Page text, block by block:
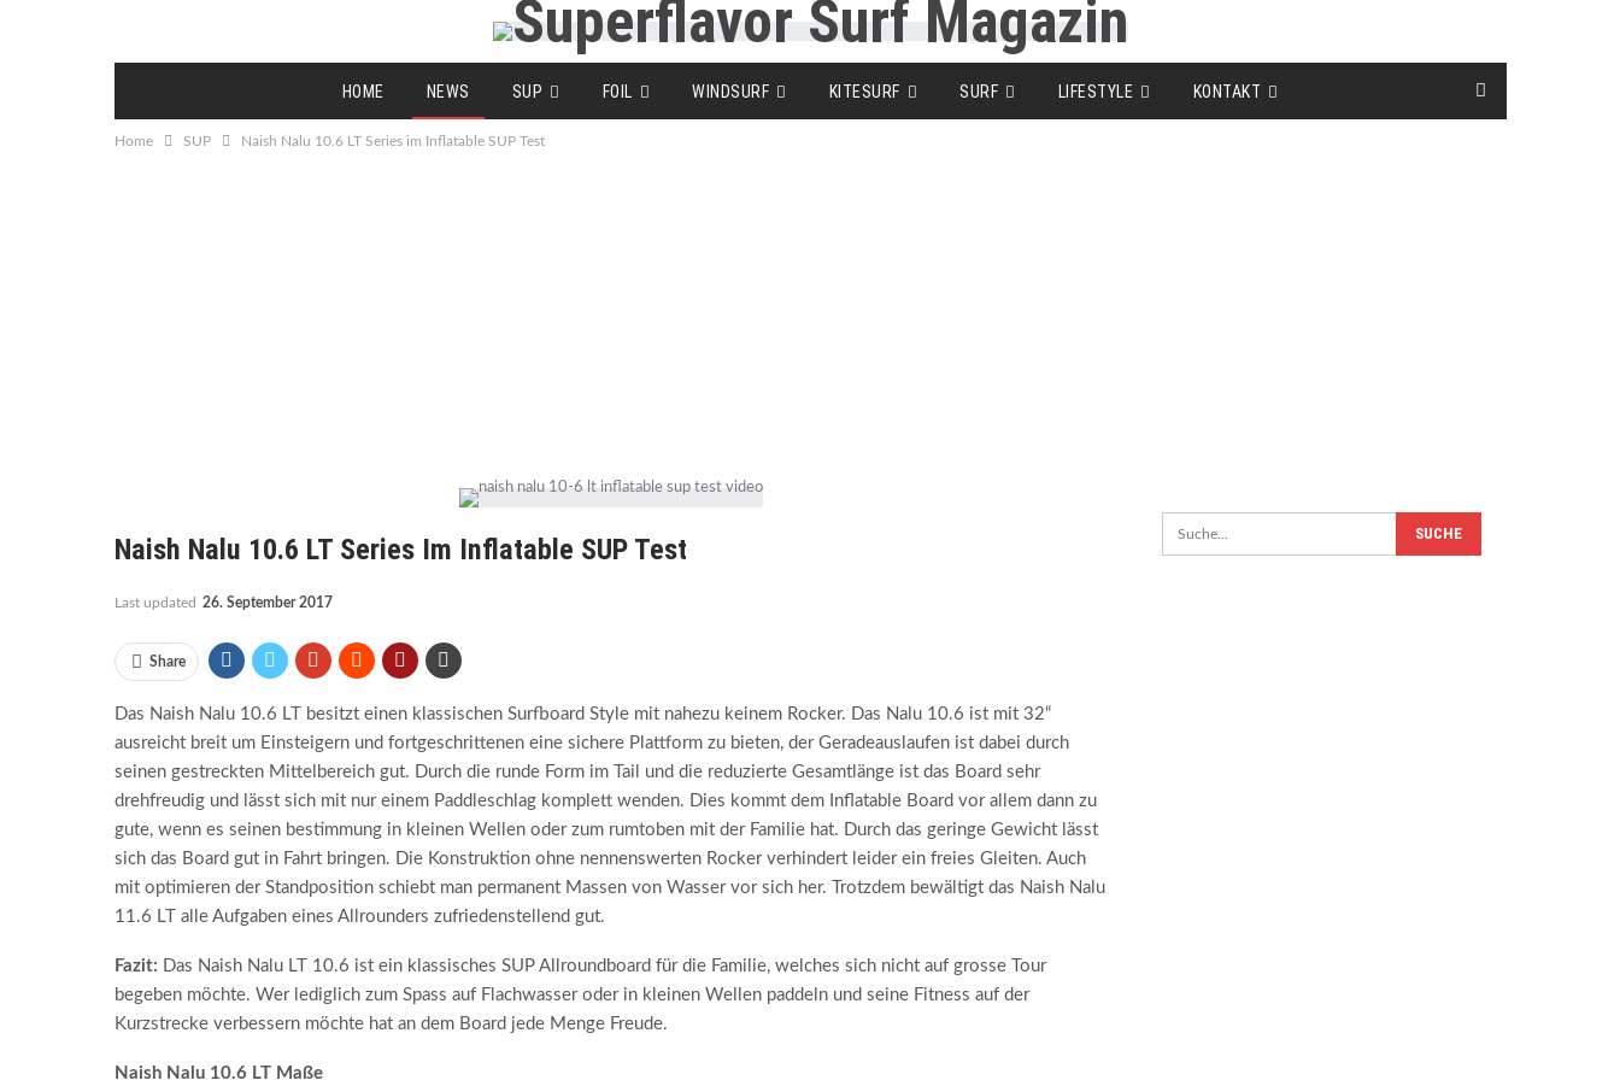
HOME NEWS SUP FOIL WINDSURF KITESURF SURF LIFESTYLE KONTAKT
Home SUP Naish Nalu 10.6 LT Series im Inflatable SUP Test
Naish Nalu 10.6 LT Series Im Inflatable SUP Test
Last updated 26. September 2017
Share
Das Naish Nalu 10.6 LT besitzt einen klassischen Surfboard Style mit nahezu keinem Rocker. Das Nalu 10.6 ist mit 32“
ausreicht breit um Einsteigern und fortgeschrittenen eine sichere Plattform zu bieten, der Geradeauslaufen ist dabei durch
seinen gestreckten Mittelbereich gut. Durch die runde Form im Tail und die reduzierte Gesamtlänge ist das Board sehr
drehfreudig und lässt sich mit nur einem Paddleschlag komplett wenden. Dies kommt dem Inflatable Board vor allem dann zu
gute, wenn es seinen bestimmung in kleinen Wellen oder zum rumtoben mit der Familie hat. Durch das geringe Gewicht lässt
sich das Board gut in Fahrt bringen. Die Konstruktion ohne nennenswerten Rocker verhindert leider ein freies Gleiten. Auch
mit optimieren der Standposition schiebt man permanent Massen von Wasser vor sich her. Trotzdem bewältigt das Naish Nalu
11.6 LT alle Aufgaben eines Allrounders zufriedenstellend gut.
Fazit: Das Naish Nalu LT 10.6 ist ein klassisches SUP Allroundboard für die Familie, welches sich nicht auf grosse Tour
begeben möchte. Wer lediglich zum Spass auf Flachwasser oder in kleinen Wellen paddeln und seine Fitness auf der
Kurzstrecke verbessern möchte hat an dem Board jede Menge Freude.
Naish Nalu 10.6 LT Maße